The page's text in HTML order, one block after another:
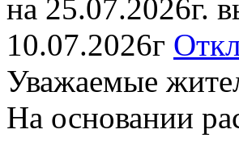
на 25.07.2026г.
10.07.2026г
Уважаемые
На основании